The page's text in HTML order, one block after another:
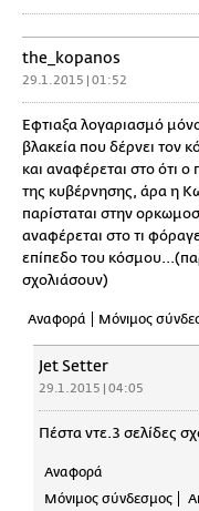
the_kopanos
29.1.2015 | 01:52
Έφτιαξα λογαριασμό
βλακεία που δέρνει τον
και αναφέρεται στο ότι
της κυβέρνησης, άρα η
παρίσταται στην
αναφέρεται στο τι
επίπεδο του
σχολιάσουν)
Αναφορά Μόνιμος
Jet Setter
29.1.2015 | 04:05
Πέστα ντε.3 σελίδες
Αναφορά
Μόνιμος σύνδεσμος